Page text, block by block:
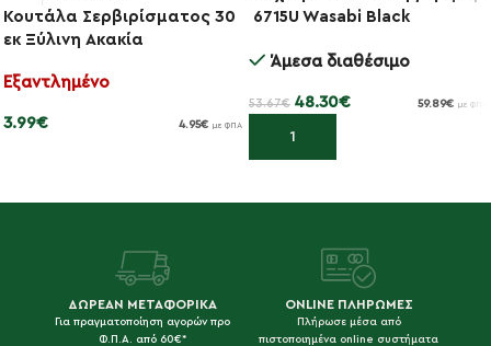
Κουτάλα Σερβιρίσματος 30
εκ Ξύλινη Ακακία
Εξαντλημένο
3.99€ 4.95€ με ΦΠΑ
6715U Wasabi Black
Άμεσα διαθέσιμο
53.67€ 48.30€ 59.89€ με ΦΠΑ
Προσθήκη στο καλάθι
ΔΩΡΕΑΝ ΜΕΤΑΦΟΡΙΚΑ
Για πραγματοποίηση αγορών προ
Φ.Π.Α. από 60€*
ONLINE ΠΛΗΡΩΜΕΣ
Πλήρωσε μέσα από
πιστοποιημένα online συστήματα